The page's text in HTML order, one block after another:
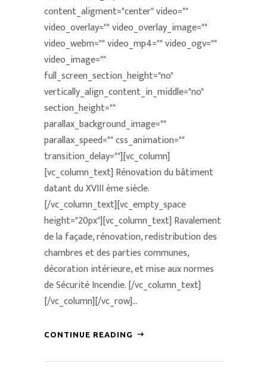
content_aligment="center" video=""
video_overlay="" video_overlay_image=""
video_webm="" video_mp4="" video_ogv=""
video_image=""
full_screen_section_height="no"
vertically_align_content_in_middle="no"
section_height=""
parallax_background_image=""
parallax_speed="" css_animation=""
transition_delay=""][vc_column]
[vc_column_text] Rénovation du bâtiment
datant du XVIII ème siècle.
[/vc_column_text][vc_empty_space
height="20px"][vc_column_text] Ravalement
de la façade, rénovation, redistribution des
chambres et des parties communes,
décoration intérieure, et mise aux normes
de Sécurité Incendie. [/vc_column_text]
[/vc_column][/vc_row]...
CONTINUE READING